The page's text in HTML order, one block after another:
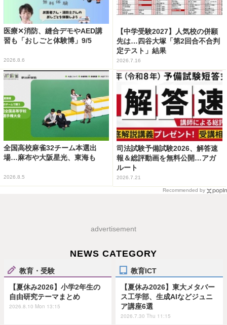
医療✕消防、縫合デモやAED講
習も「おしごと体験博」9/5
2026.8.6
【中学受験2027】人気校の併願
先は…四谷大塚「第2回合不合判
定テスト」結果
2026.7.16
全国高校麻雀32チーム本選出
場…麻布や大阪星光、東海も
2026.8.5
司法試験予備試験2026、解答速
報＆総評動画を無料公開…アガ
ルート
2026.7.21
Recommended by
advertisement
NEWS CATEGORY
教育・受験
【夏休み2026】小学2年生の
自由研究テーマまとめ
2026.8.10 Mon 13:15
教育ICT
【夏休み2026】東大メタバー
ス工学部、生成AIなどジュニ
ア講座6選
2026.7.30 Thu 11:15